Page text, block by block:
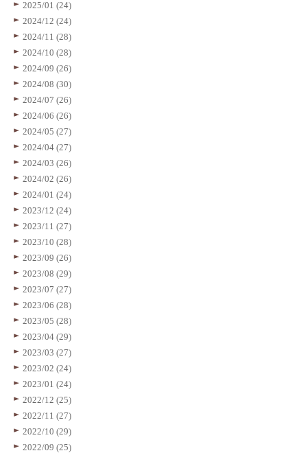
2025/01 (24)
2024/12 (24)
2024/11 (28)
2024/10 (28)
2024/09 (26)
2024/08 (30)
2024/07 (26)
2024/06 (26)
2024/05 (27)
2024/04 (27)
2024/03 (26)
2024/02 (26)
2024/01 (24)
2023/12 (24)
2023/11 (27)
2023/10 (28)
2023/09 (26)
2023/08 (29)
2023/07 (27)
2023/06 (28)
2023/05 (28)
2023/04 (29)
2023/03 (27)
2023/02 (24)
2023/01 (24)
2022/12 (25)
2022/11 (27)
2022/10 (29)
2022/09 (25)